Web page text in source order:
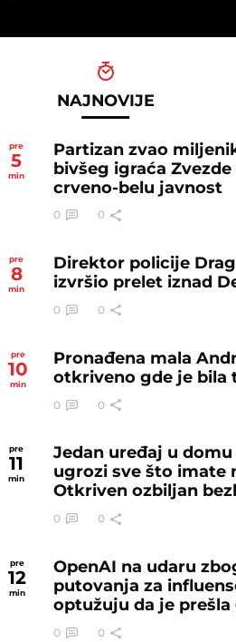
NAJNOVIJE
pre
5
min
Partizan zvao
bivšeg igraća
crveno-belu javnost
0 0
pre
8
min
Direktor policije
izvršio prelet iznad
0 0
pre
10
min
Pronađena mala
otkriveno gde je bila
0 0
pre
11
min
Jedan uređaj u
ugrozi sve što imate
Otkriven ozbiljan
0 0
pre
12
min
OpenAI na udaru
putovanja za
optužuju da je prešla
0 0